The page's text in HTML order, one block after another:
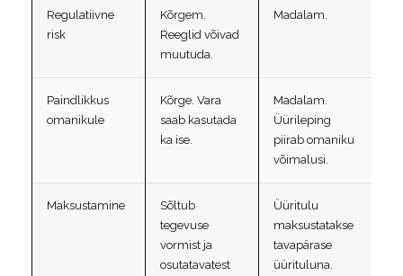
Regulatiivne
risk
Kõrgem.
Reeglid võivad
muutuda.
Madalam.
Paindlikkus
omanikule
Kõrge. Vara
saab kasutada
ka ise.
Madalam.
Üürileping
piirab omaniku
võimalusi.
Maksustamine
Sõltub
tegevuse
vormist ja
osutatavatest
Üüritulu
maksustatakse
tavapärase
üürituluna.